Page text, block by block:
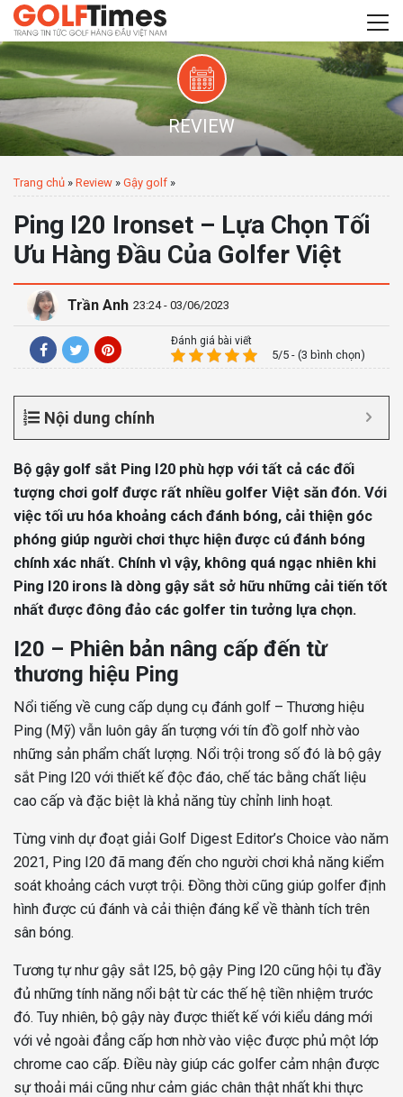
REVIEW
Trang chủ » Review » Gậy golf »
Ping I20 Ironset – Lựa Chọn Tối
Ưu Hàng Đầu Của Golfer Việt
Trần Anh 23:24 - 03/06/2023
Đánh giá bài viết
5/5 - (3 bình chọn)
Nội dung chính
Bộ gậy golf sắt Ping I20 phù hợp với tất cả các đối
tượng chơi golf được rất nhiều golfer Việt săn đón. Với
việc tối ưu hóa khoảng cách đánh bóng, cải thiện góc
phóng giúp người chơi thực hiện được cú đánh bóng
chính xác nhất. Chính vì vậy, không quá ngạc nhiên khi
Ping I20 irons là dòng gậy sắt sở hữu những cải tiến tốt
nhất được đông đảo các golfer tin tưởng lựa chọn.
I20 – Phiên bản nâng cấp đến từ
thương hiệu Ping
Nổi tiếng về cung cấp dụng cụ đánh golf – Thương hiệu
Ping (Mỹ) vẫn luôn gây ấn tượng với tín đồ golf nhờ vào
những sản phẩm chất lượng. Nổi trội trong số đó là bộ gậy
sắt Ping I20 với thiết kế độc đáo, chế tác bằng chất liệu
cao cấp và đặc biệt là khả năng tùy chỉnh linh hoạt.
Từng vinh dự đoạt giải Golf Digest Editor’s Choice vào năm
2021, Ping I20 đã mang đến cho người chơi khả năng kiểm
soát khoảng cách vượt trội. Đồng thời cũng giúp golfer định
hình được cú đánh và cải thiện đáng kể về thành tích trên
sân bóng.
Tương tự như gậy sắt I25, bộ gậy Ping I20 cũng hội tụ đầy
đủ những tính năng nổi bật từ các thế hệ tiền nhiệm trước
đó. Tuy nhiên, bộ gậy này được thiết kế với kiểu dáng mới
với vẻ ngoài đẳng cấp hơn nhờ vào việc được phủ một lớp
chrome cao cấp. Điều này giúp các golfer cảm nhận được
sự thoải mái cũng như cảm giác chân thật nhất khi thực